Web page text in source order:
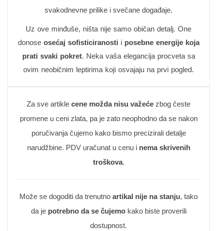
svakodnevne prilike i svečane događaje.
Uz ove minđuše, ništa nije samo običan detalj. One
donose osećaj sofisticiranosti i posebne energije koja
prati svaki pokret. Neka vaša elegancija procveta sa
ovim neobičnim leptirima koji osvajaju na prvi pogled.
Za sve artikle cene možda nisu važeće zbog česte
promene u ceni zlata, pa je zato neophodno da se nakon
poručivanja čujemo kako bismo precizirali detalje
narudžbine. PDV uračunat u cenu i nema skrivenih
troškova.
Može se dogoditi da trenutno artikal nije na stanju, tako
da je potrebno da se čujemokako biste proverili
dostupnost.